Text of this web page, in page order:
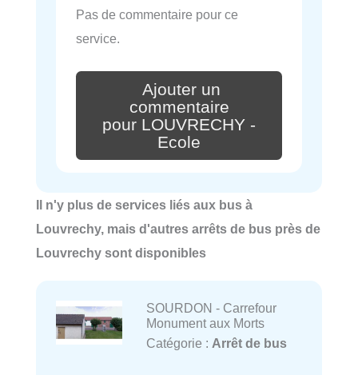
Pas de commentaire pour ce
service.
Ajouter un
commentaire
pour LOUVRECHY -
Ecole
Il n'y plus de services liés aux bus à
Louvrechy, mais d'autres arrêts de bus près de
Louvrechy sont disponibles
SOURDON - Carrefour
Monument aux Morts
Catégorie : Arrêt de bus